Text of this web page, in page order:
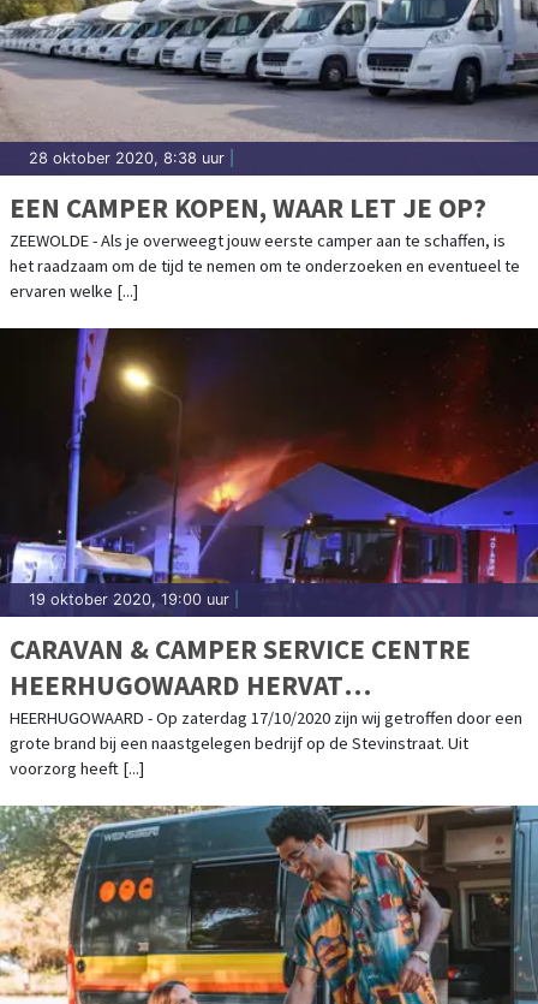
28 oktober 2020, 8:38 uur
EEN CAMPER KOPEN, WAAR LET JE OP?
ZEEWOLDE - Als je overweegt jouw eerste camper aan te schaffen, is
het raadzaam om de tijd te nemen om te onderzoeken en eventueel te
ervaren welke [...]
19 oktober 2020, 19:00 uur
CARAVAN & CAMPER SERVICE CENTRE
HEERHUGOWAARD HERVAT
WERKZAAMHEDEN NA BRAND
HEERHUGOWAARD - Op zaterdag 17/10/2020 zijn wij getroffen door een
grote brand bij een naastgelegen bedrijf op de Stevinstraat. Uit
voorzorg heeft [...]